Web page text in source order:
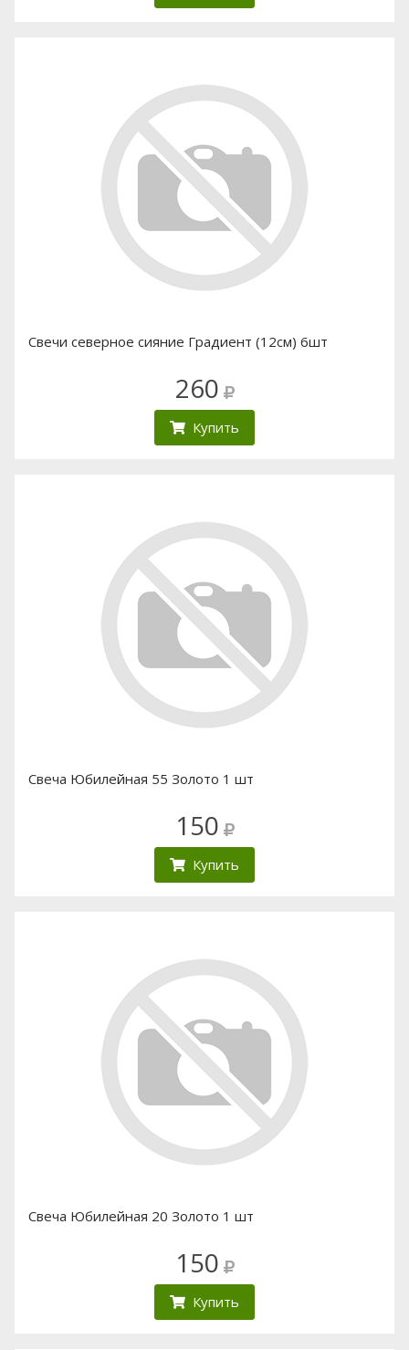
Свечи северное сияние Градиент (12см) 6шт
260
Купить
Свеча Юбилейная 55 Золото 1 шт
150
Купить
Свеча Юбилейная 20 Золото 1 шт
150
Купить